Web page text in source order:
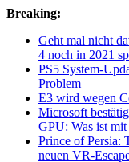
Breaking:
Geht mal nicht
4 noch in 2021
PS5 System-
Problem
E3 wird wegen
Microsoft
GPU: Was ist mit
Prince of Persia:
neuen VR-